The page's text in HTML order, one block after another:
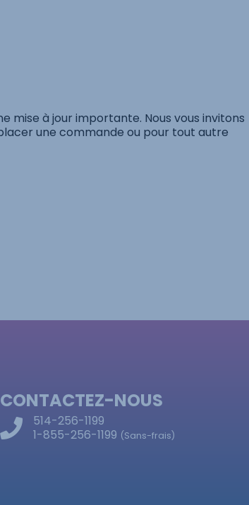
mise à jour importante. Nous vous invitons
une commande ou pour tout autre
CONTACTEZ-NOUS
514-256-1199
1-855-256-1199 (Sans-frais)